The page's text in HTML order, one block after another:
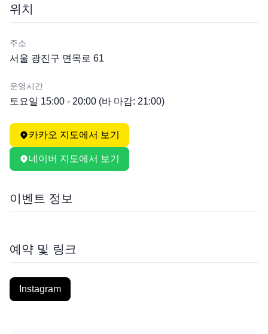
위치
주소
서울 광진구 면목로 61
운영시간
토요일 15:00 - 20:00 (바 마감: 21:00)
카카오 지도에서 보기
네이버 지도에서 보기
이벤트 정보
예약 및 링크
Instagram